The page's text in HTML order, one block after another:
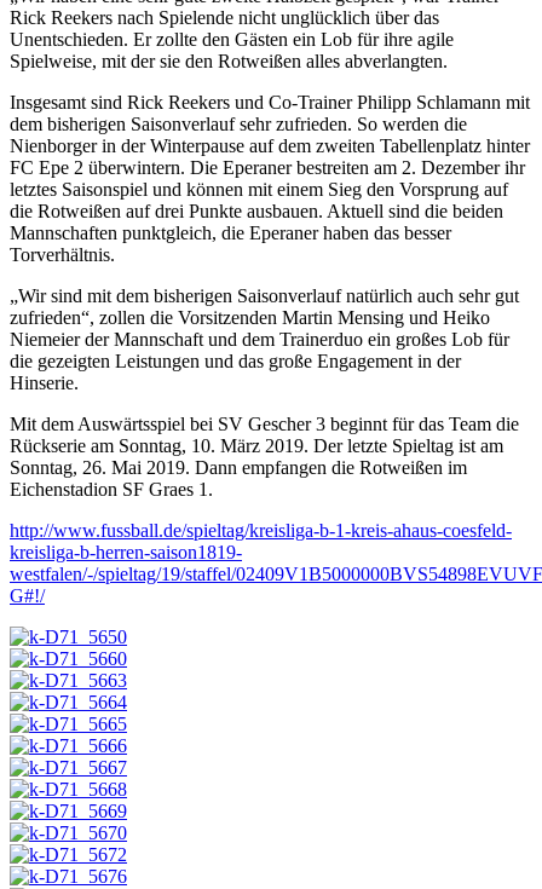
Rick Reekers nach Spielende nicht unglücklich über das
Unentschieden. Er zollte den Gästen ein Lob für ihre agile
Spielweise, mit der sie den Rotweißen alles abverlangten.
Insgesamt sind Rick Reekers und Co-Trainer Philipp Schlamann mit
dem bisherigen Saisonverlauf sehr zufrieden. So werden die
Nienborger in der Winterpause auf dem zweiten Tabellenplatz hinter
FC Epe 2 überwintern. Die Eperaner bestreiten am 2. Dezember ihr
letztes Saisonspiel und können mit einem Sieg den Vorsprung auf
die Rotweißen auf drei Punkte ausbauen. Aktuell sind die beiden
Mannschaften punktgleich, die Eperaner haben das besser
Torverhältnis.
„Wir sind mit dem bisherigen Saisonverlauf natürlich auch sehr gut
zufrieden“, zollen die Vorsitzenden Martin Mensing und Heiko
Niemeier der Mannschaft und dem Trainerduo ein großes Lob für
die gezeigten Leistungen und das große Engagement in der
Hinserie.
Mit dem Auswärtsspiel bei SV Gescher 3 beginnt für das Team die
Rückserie am Sonntag, 10. März 2019. Der letzte Spieltag ist am
Sonntag, 26. Mai 2019. Dann empfangen die Rotweißen im
Eichenstadion SF Graes 1.
http://www.fussball.de/spieltag/kreisliga-b-1-kreis-ahaus-coesfeld-
kreisliga-b-herren-saison1819-
westfalen/-/spieltag/19/staffel/
G#!/